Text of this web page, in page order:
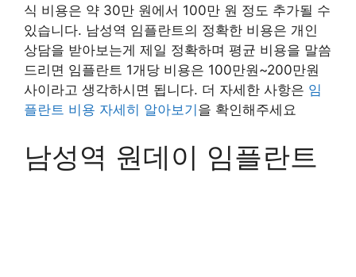
식 비용은 약 30만 원에서 100만 원 정도 추가될 수
있습니다. 남성역 임플란트의 정확한 비용은 개인
상담을 받아보는게 제일 정확하며 평균 비용을 말씀
드리면 임플란트 1개당 비용은 100만원~200만원
사이라고 생각하시면 됩니다. 더 자세한 사항은 임
플란트 비용 자세히 알아보기을 확인해주세요
남성역 원데이 임플란트